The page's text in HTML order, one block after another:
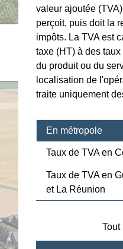
valeur ajoutée
perçoit, puis doit la
impôts. La TVA est
taxe (HT) à des
du produit ou du
localisation de
traite uniquement
En métropole
Taux de TVA en
Taux de TVA en
et La Réunion
Tout